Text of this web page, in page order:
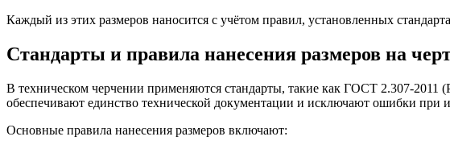
Каждый из этих размеров наносится с учётом правил, установленных
Стандарты и правила нанесения размеров на
В техническом черчении применяются стандарты, такие как ГОСТ 2.307-
обеспечивают единство технической документации и исключают ошибки при
Основные правила нанесения размеров включают: